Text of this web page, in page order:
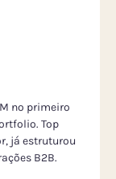
no primeiro
Top
já estruturou
B2B.